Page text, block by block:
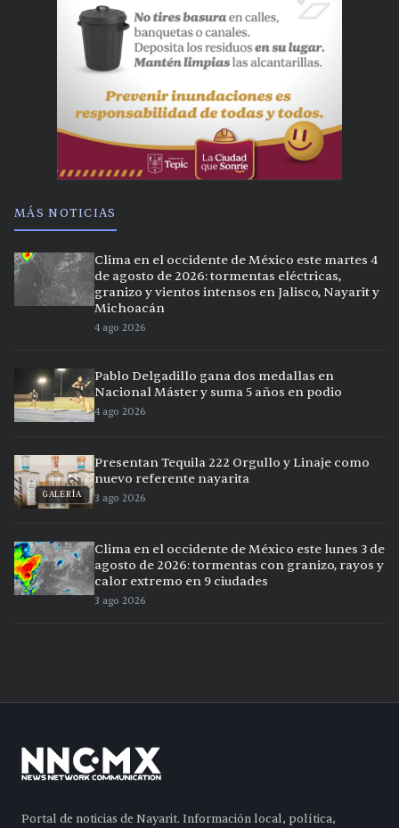
MÁS NOTICIAS
Clima en el occidente de México este martes 4
de agosto de 2026: tormentas eléctricas,
granizo y vientos intensos en Jalisco, Nayarit y
Michoacán
4 ago 2026
Pablo Delgadillo gana dos medallas en
Nacional Máster y suma 5 años en podio
4 ago 2026
GALERÍA
Presentan Tequila 222 Orgullo y Linaje como
nuevo referente nayarita
3 ago 2026
Clima en el occidente de México este lunes 3 de
agosto de 2026: tormentas con granizo, rayos y
calor extremo en 9 ciudades
3 ago 2026
Portal de noticias de Nayarit. Información local, política,